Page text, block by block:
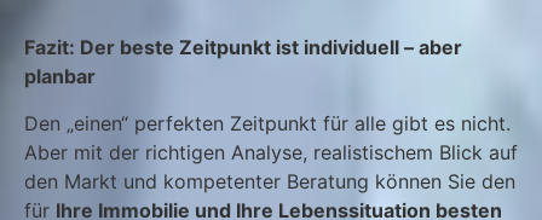
Fazit: Der beste Zeitpunkt ist individuell – aber
planbar
Den „einen“ perfekten Zeitpunkt für alle gibt es nicht.
Aber mit der richtigen Analyse, realistischem Blick auf
den Markt und kompetenter Beratung können Sie den
für Ihre Immobilie und Ihre Lebenssituation besten